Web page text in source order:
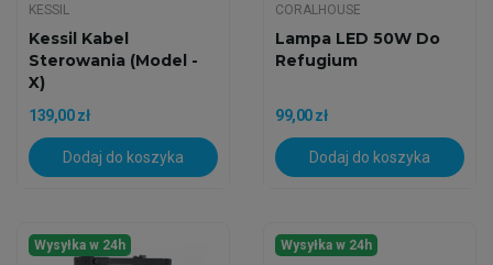
KESSIL
Kessil Kabel
Sterowania (model -
X)
139,00 zł
Dodaj do koszyka
CORALHOUSE
Lampa LED 50W Do
Refugium
99,00 zł
Dodaj do koszyka
Wysyłka w 24h Wysyłka w 24h